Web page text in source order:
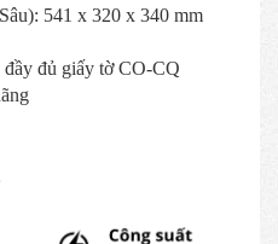
541 x 320 x 340 mm
đủ giấy tờ CO-CQ